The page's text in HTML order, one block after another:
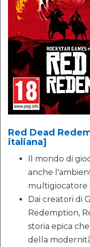
Red Dead
italiana]
Il mondo di
anche
multigiocatore
Dai creatori di
Redemption,
storia epica
della